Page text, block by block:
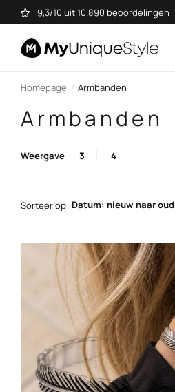
9,3/10 uit 10.890 beoordelingen
Homepage Armbanden
Armbanden
Weergave 3
4
Sorteer op Datum: nieuw naar oud